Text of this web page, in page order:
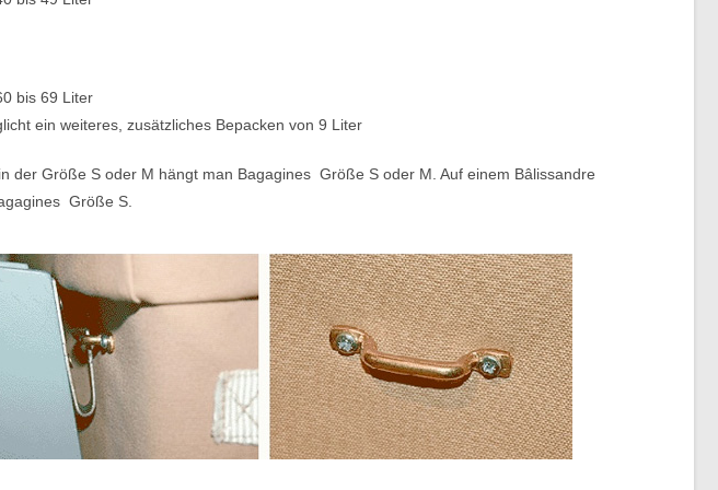
bis 69 Liter
ein weiteres, zusätzliches Bepacken von 9 Liter
der Größe S oder M hängt man Bagagines Größe S oder M. Auf einem Bâlissandre
Größe S.